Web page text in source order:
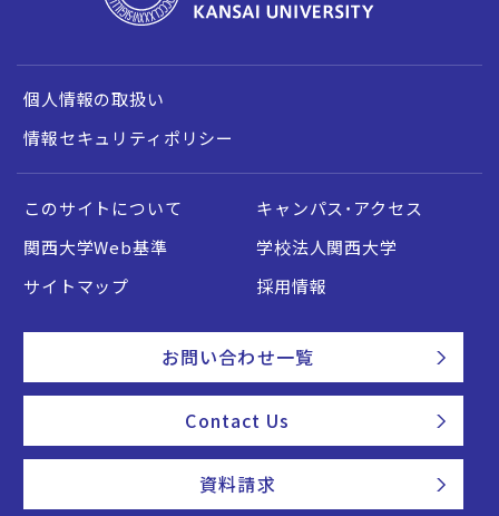
個人情報の取扱い
情報セキュリティポリシー
このサイトについて
キャンパス・アクセス
関西大学Web基準
学校法人関西大学
サイトマップ
採用情報
お問い合わせ一覧
Contact Us
資料請求